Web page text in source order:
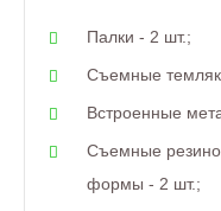
Палки - 2 шт.;
Съемные
Встроенные
Съемные
формы - 2 шт.;